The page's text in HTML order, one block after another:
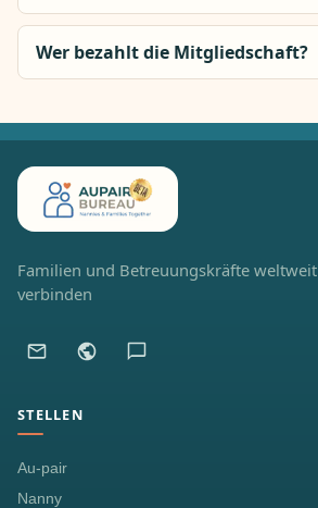
Wer bezahlt die Mitgliedschaft?
Familien und Betreuungskräfte weltweit
verbinden
STELLEN
Au-pair
Nanny